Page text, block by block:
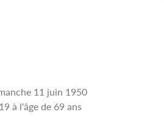
11 juin 1950
à l'âge de 69 ans